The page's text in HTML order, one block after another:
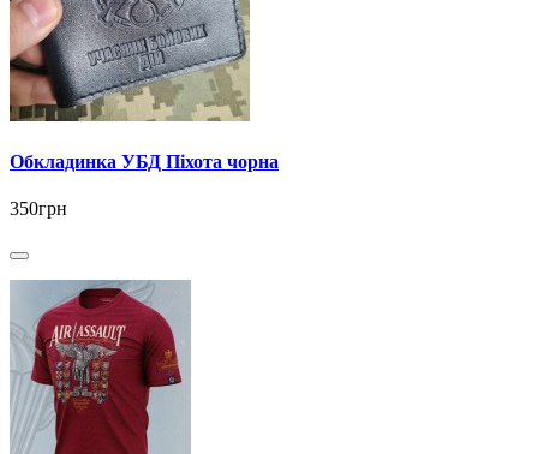
Обкладинка УБД Піхота чорна
350грн